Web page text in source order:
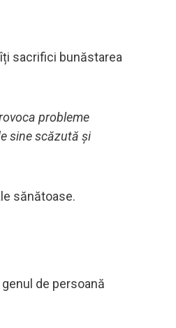
sacrifici bunăstarea
probleme
sine scăzută și
sănătoase.
de persoană